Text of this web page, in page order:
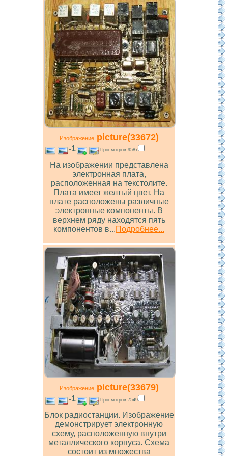
Изображениеpicture(33672)
-1 Просмотров 9587
На изображении представлена
электронная плата,
расположенная на текстолите.
Плата имеет желтый цвет. На
плате расположены различные
электронные компоненты. В
верхнем ряду находятся пять
компонентов в...Подробнее...
Изображениеpicture(33679)
-1 Просмотров 7549
Блок радиостанции. Изображение
демонстрирует электронную
схему, расположенную внутри
металлического корпуса. Схема
состоит из множества